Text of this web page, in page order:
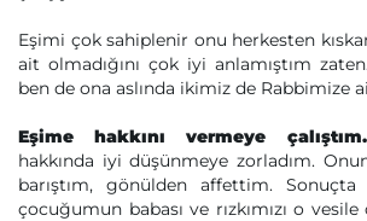
Eşimi çok sahiplenir onu herkesten
ait olmadığını çok iyi anlamıştım
ben de ona aslında ikimiz de Rabbimize
Eşime hakkını vermeye çalıştım.
hakkında iyi düşünmeye zorladım.
barıştım, gönülden affettim.
çocuğumun babası ve rızkımızı o